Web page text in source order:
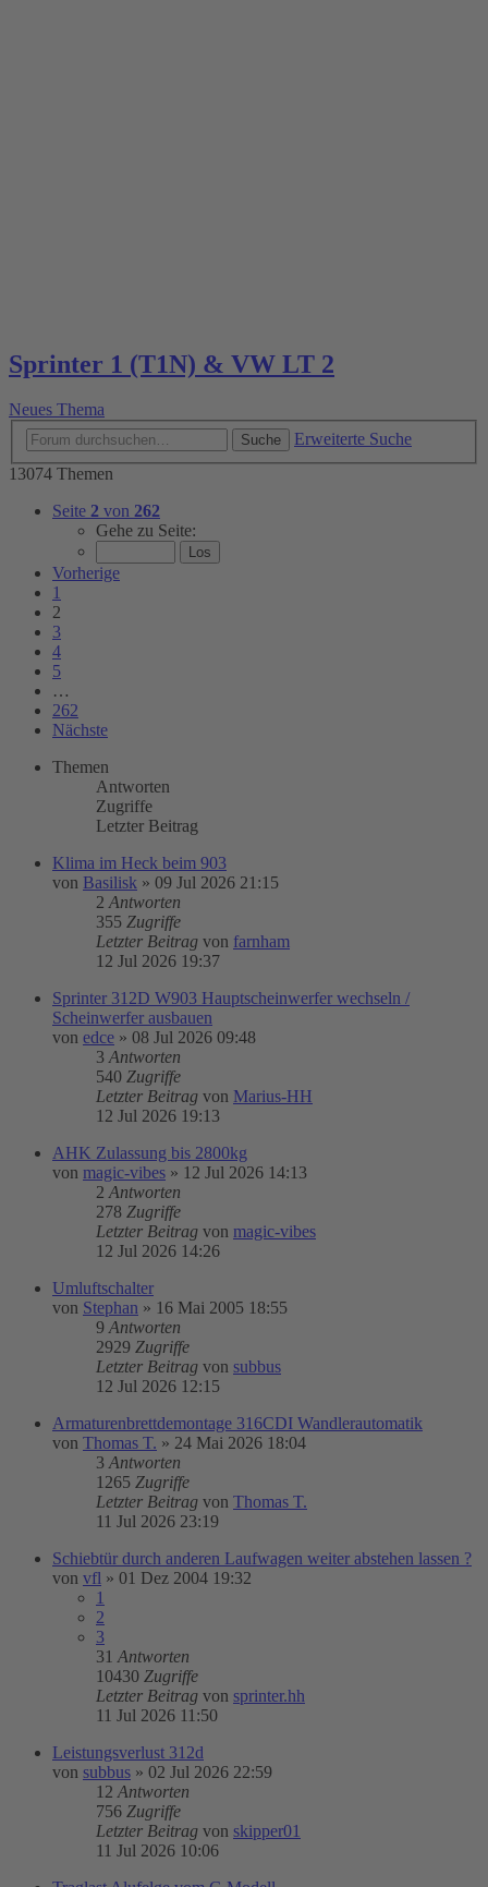
Sprinter 1 (T1N) & VW LT 2
Neues Thema
Suche
Erweiterte Suche
13074 Themen
Seite 2 von 262
Gehe zu Seite:
Vorherige
1
2
3
4
5
…
262
Nächste
Themen
Antworten
Zugriffe
Letzter Beitrag
Klima im Heck beim 903
von Basilisk » 09 Jul 2026 21:15
2 Antworten
355 Zugriffe
Letzter Beitrag von farnham
12 Jul 2026 19:37
Sprinter 312D W903 Hauptscheinwerfer wechseln /
Scheinwerfer ausbauen
von edce » 08 Jul 2026 09:48
3 Antworten
540 Zugriffe
Letzter Beitrag von Marius-HH
12 Jul 2026 19:13
AHK Zulassung bis 2800kg
von magic-vibes » 12 Jul 2026 14:13
2 Antworten
278 Zugriffe
Letzter Beitrag von magic-vibes
12 Jul 2026 14:26
Umluftschalter
von Stephan » 16 Mai 2005 18:55
9 Antworten
2929 Zugriffe
Letzter Beitrag von subbus
12 Jul 2026 12:15
Armaturenbrettdemontage 316CDI Wandlerautomatik
von Thomas T. » 24 Mai 2026 18:04
3 Antworten
1265 Zugriffe
Letzter Beitrag von Thomas T.
11 Jul 2026 23:19
Schiebtür durch anderen Laufwagen weiter abstehen lassen ?
von vfl » 01 Dez 2004 19:32
1
2
3
31 Antworten
10430 Zugriffe
Letzter Beitrag von sprinter.hh
11 Jul 2026 11:50
Leistungsverlust 312d
von subbus » 02 Jul 2026 22:59
12 Antworten
756 Zugriffe
Letzter Beitrag von skipper01
11 Jul 2026 10:06